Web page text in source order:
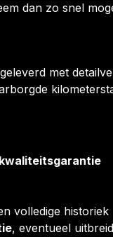
dan zo snel
met
volledige historiek
, eventueel